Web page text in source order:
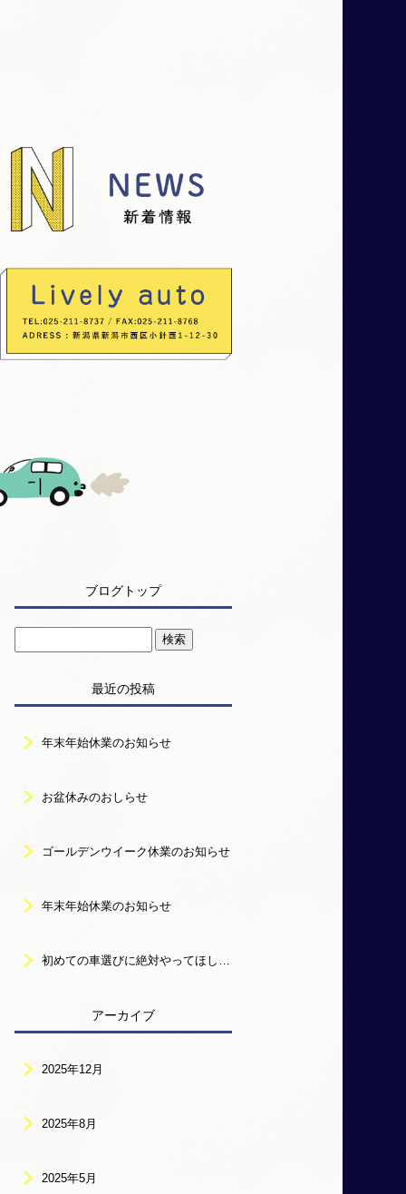
ブログトップ
最近の投稿
年末年始休業のお知らせ
お盆休みのおしらせ
ゴールデンウイーク休業のお知らせ
年末年始休業のお知らせ
初めての車選びに絶対やってほしい3つのステップ【新潟市中古車】
アーカイブ
2025年12月
2025年8月
2025年5月